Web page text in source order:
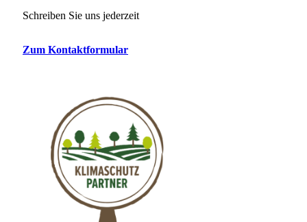
Schreiben Sie uns jederzeit
Zum Kontaktformular